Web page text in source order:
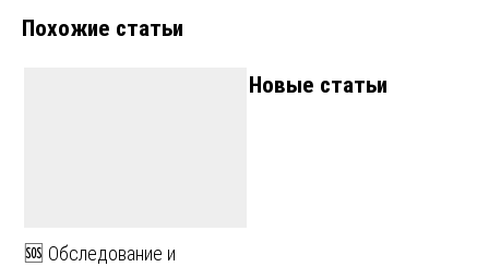
Похожие статьи
🆘 Обследование и
Новые статьи